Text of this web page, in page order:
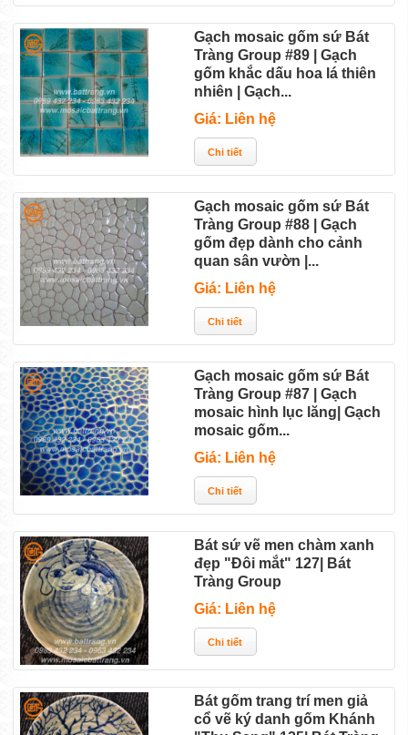
Gạch mosaic gốm sứ Bát
Tràng Group #89 | Gạch
gốm khắc dấu hoa lá thiên
nhiên | Gạch...
Giá: Liên hệ
Gạch mosaic gốm sứ Bát
Tràng Group #88 | Gạch
gốm đẹp dành cho cảnh
quan sân vườn |...
Giá: Liên hệ
Gạch mosaic gốm sứ Bát
Tràng Group #87 | Gạch
mosaic hình lục lăng| Gạch
mosaic gốm...
Giá: Liên hệ
Bát sứ vẽ men chàm xanh
đẹp "Đôi mắt" 127| Bát
Tràng Group
Giá: Liên hệ
Bát gốm trang trí men giả
cổ vẽ ký danh gốm Khánh